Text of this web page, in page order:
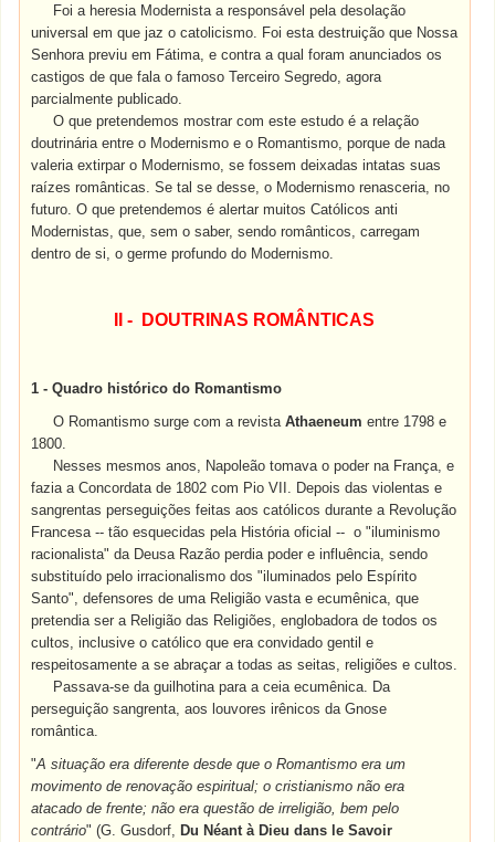
Foi a heresia Modernista a responsável pela desolação
universal em que jaz o catolicismo. Foi esta destruição que Nossa
Senhora previu em Fátima, e contra a qual foram anunciados os
castigos de que fala o famoso Terceiro Segredo, agora
parcialmente publicado.
O que pretendemos mostrar com este estudo é a relação
doutrinária entre o Modernismo e o Romantismo, porque de nada
valeria extirpar o Modernismo, se fossem deixadas intatas suas
raízes românticas. Se tal se desse, o Modernismo renasceria, no
futuro. O que pretendemos é alertar muitos Católicos anti
Modernistas, que, sem o saber, sendo românticos, carregam
dentro de si, o germe profundo do Modernismo.
II - DOUTRINAS ROMÂNTICAS
1 -Quadro histórico do Romantismo
O Romantismo surge com a revistaAthaeneum entre 1798 e
1800.
Nesses mesmos anos, Napoleão tomava o poder na França, e
fazia a Concordata de 1802 com Pio VII. Depois das violentas e
sangrentas perseguições feitas aos católicos durante a Revolução
Francesa -- tão esquecidas pela História oficial -- o "iluminismo
racionalista" da Deusa Razão perdia poder e influência, sendo
substituído pelo irracionalismo dos "iluminados pelo Espírito
Santo", defensores de uma Religião vasta e ecumênica, que
pretendia ser a Religião das Religiões, englobadora de todos os
cultos, inclusive o católico que era convidado gentil e
respeitosamente a se abraçar a todas as seitas, religiões e cultos.
Passava-se da guilhotina para a ceia ecumênica. Da
perseguição sangrenta, aos louvores irênicos da Gnose
romântica.
"A situação era diferente desde que o Romantismo era um
movimento de renovação espiritual; o cristianismo não era
atacado de frente; não era questão de irreligião, bem pelo
contrário" (G. Gusdorf,Du Néant à Dieu dans le Savoir